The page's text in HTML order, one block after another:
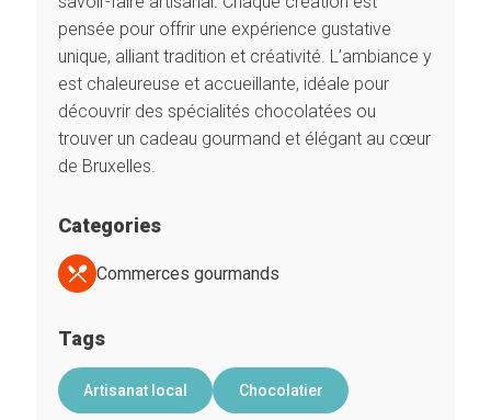
pensée pour offrir une expérience gustative
unique, alliant tradition et créativité. L’ambiance y
est chaleureuse et accueillante, idéale pour
découvrir des spécialités chocolatées ou
trouver un cadeau gourmand et élégant au cœur
de Bruxelles.
Categories
Commerces gourmands
Tags
Artisanat local Chocolatier